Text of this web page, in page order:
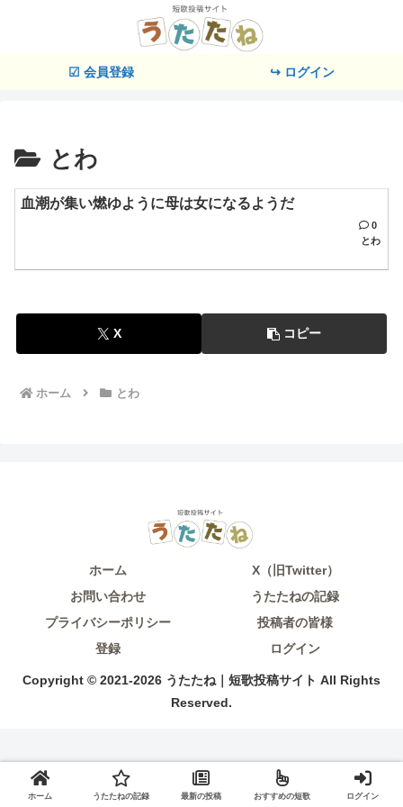
☑ 会員登録 ↪ ログイン
とわ
血潮が集い燃ゆように母は女になるようだ
0
とわ
X コピー
ホーム とわ
ホーム
X（旧Twitter）
お問い合わせ
うたたねの記録
プライバシーポリシー
投稿者の皆様
登録
ログイン
Copyright © 2021-2026 うたたね｜短歌投稿サイト All Rights
Reserved.
ホーム うたたねの記録 最新の投稿 おすすめの短歌 ログイン